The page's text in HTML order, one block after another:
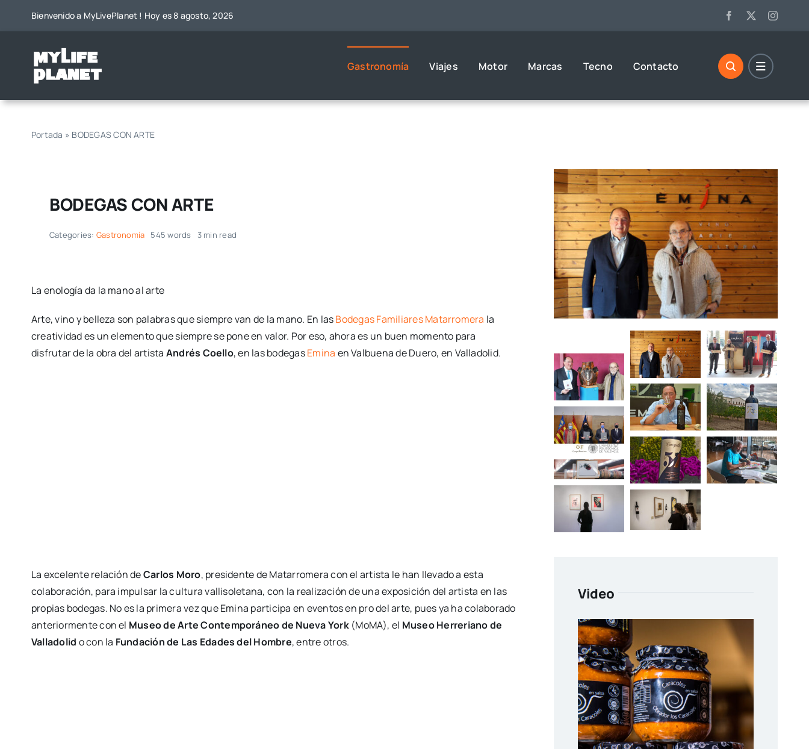
Bienvenido a MyLivePlanet ! Hoy es 8 agosto, 2026
Gastronomía Viajes Motor Marcas Tecno Contacto
Portada » BODEGAS CON ARTE
BODEGAS CON ARTE
Categories: Gastronomía 545 words 3 min read
La enología da la mano al arte
Arte, vino y belleza son palabras que siempre van de la mano. En lasBodegas Familiares Matarromera la
creatividad es un elemento que siempre se pone en valor. Por eso, ahora es un buen momento para
disfrutar de la obra del artista Andrés Coello, en las bodegasEmina en Valbuena de Duero, en Valladolid.
La excelente relación deCarlos Moro, presidente de Matarromera con el artista le han llevado a esta
colaboración, para impulsar la cultura vallisoletana, con la realización de una exposición del artista en las
propias bodegas. No es la primera vez que Emina participa en eventos en pro del arte, pues ya ha colaborado
anteriormente con el Museo de Arte Contemporáneo de Nueva York(MoMA), el Museo Herreriano de
Valladolid o con la Fundación de Las Edades del Hombre, entre otros.
Video